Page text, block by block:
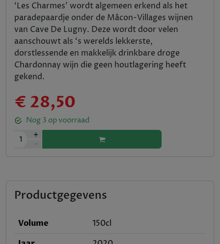
‘Les Charmes’ wordt algemeen erkend als het
paradepaardje onder de Mâcon-Villages wijnen
van Cave De Lugny. Deze wordt door velen
aanschouwt als ‘s werelds lekkerste,
dorstlessende en makkelijk drinkbare droge
Chardonnay wijn die geen houtlagering heeft
gekend.
€ 28,50
Nog3 op voorraad
1
+
-
Productgegevens
Volume
150cl